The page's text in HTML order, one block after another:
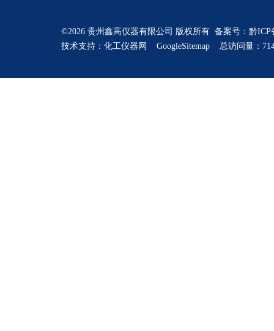
©2026 贵州鑫高仪器有限公司 版权所有 备案号： 黔ICP
技术支持： 化工仪器网 GoogleSitemap 总访问量：